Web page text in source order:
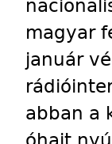
magyar
január
abban a